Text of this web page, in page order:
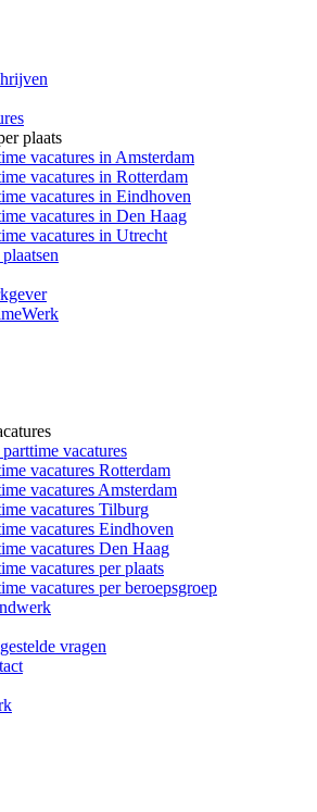
plaats
vacatures in Amsterdam
vacatures in Rotterdam
vacatures in Eindhoven
vacatures in Den Haag
vacatures in Utrecht
vacatures
vacatures Rotterdam
vacatures Amsterdam
vacatures Tilburg
vacatures Eindhoven
vacatures Den Haag
vacatures per plaats
vacatures per beroepsgroep
vragen